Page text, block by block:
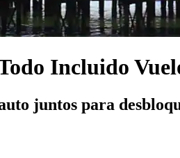
Incluido
juntos para